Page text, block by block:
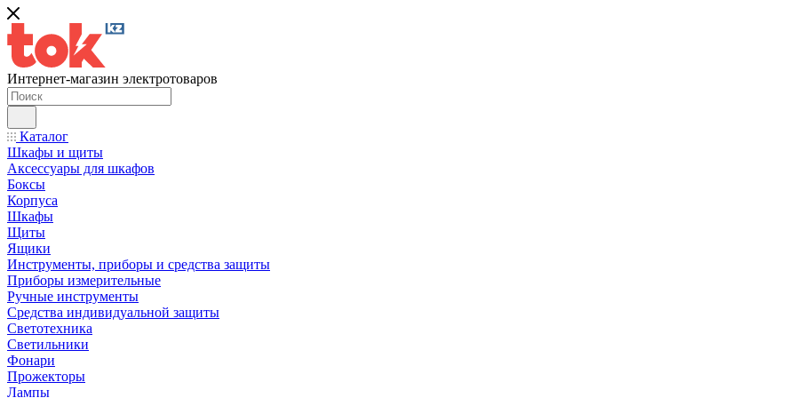
Интернет-магазин электротоваров
Каталог
Шкафы и щиты
Аксессуары для шкафов
Боксы
Корпуса
Шкафы
Щиты
Ящики
Инструменты, приборы и средства защиты
Приборы измерительные
Ручные инструменты
Средства индивидуальной защиты
Светотехника
Светильники
Фонари
Прожекторы
Лампы